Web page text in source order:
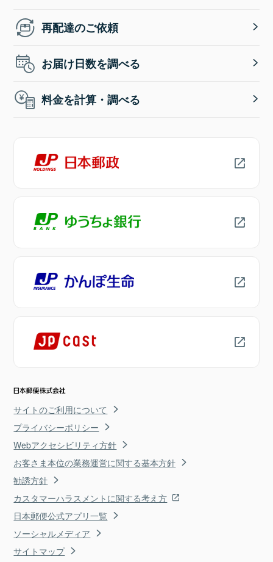
再配達のご依頼
お届け日数を調べる
料金を計算・調べる
サイトのご利用について
プライバシーポリシー
Webアクセシビリティ方針
お客さま本位の業務運営に関する基本方針
勧誘方針
カスタマーハラスメントに関する考え方
日本郵便公式アプリ一覧
ソーシャルメディア
サイトマップ